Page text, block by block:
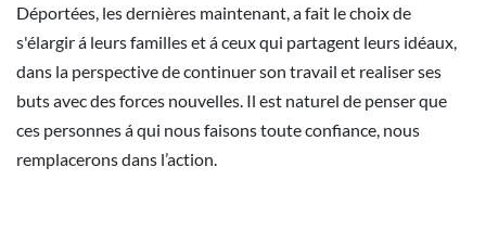
Déportées, les dernières maintenant, a fait le choix de
s'élargir á leurs familles et á ceux qui partagent leurs idéaux,
dans la perspective de continuer son travail et realiser ses
buts avec des forces nouvelles. Il est naturel de penser que
ces personnes á qui nous faisons toute confiance, nous
remplacerons dans l’action.